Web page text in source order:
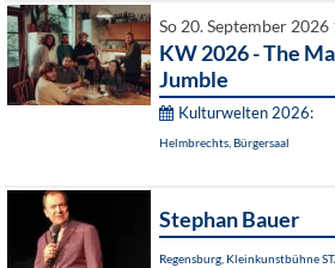
So 20. September
KW 2026 - The
Jumble
Kulturwelten 2026:
Helmbrechts, Bürgersaal
Stephan Bauer
Regensburg, Kleinkunstbühne